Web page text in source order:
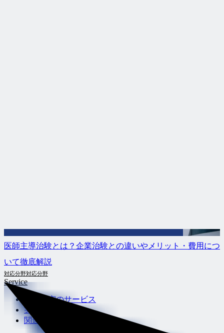
医師主導治験とは？企業治験との違いやメリット・費用につ
いて徹底解説
対応分野対応分野
Service
臨床研究のサービス
実施事例
関連記事